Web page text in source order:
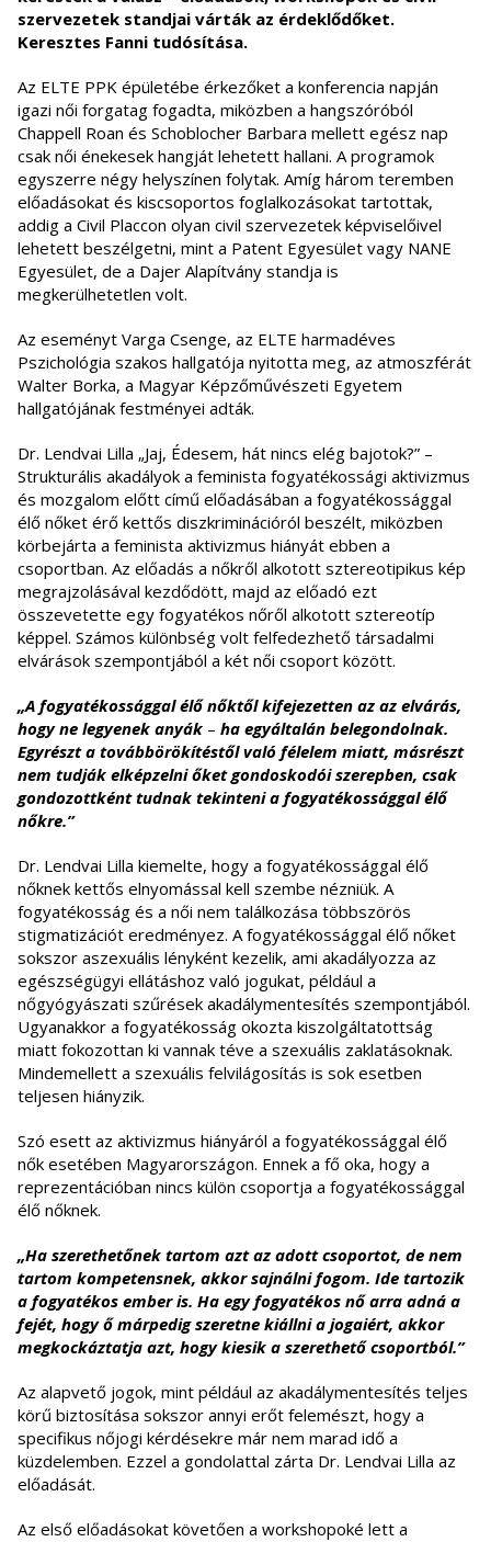
szervezetek standjai várták az érdeklődőket.
Keresztes Fanni tudósítása.
Az ELTE PPK épületébe érkezőket a konferencia napján
igazi női forgatag fogadta, miközben a hangszóróból
Chappell Roan és Schoblocher Barbara mellett egész nap
csak női énekesek hangját lehetett hallani. A programok
egyszerre négy helyszínen folytak. Amíg három teremben
előadásokat és kiscsoportos foglalkozásokat tartottak,
addig a Civil Placcon olyan civil szervezetek képviselőivel
lehetett beszélgetni, mint a Patent Egyesület vagy NANE
Egyesület, de a Dajer Alapítvány standja is
megkerülhetetlen volt.
Az eseményt Varga Csenge, az ELTE harmadéves
Pszichológia szakos hallgatója nyitotta meg, az atmoszférát
Walter Borka, a Magyar Képzőművészeti Egyetem
hallgatójának festményei adták.
Dr. Lendvai Lilla „Jaj, Édesem, hát nincs elég bajotok?” –
Strukturális akadályok a feminista fogyatékossági aktivizmus
és mozgalom előtt című előadásában a fogyatékossággal
élő nőket érő kettős diszkriminációról beszélt, miközben
körbejárta a feminista aktivizmus hiányát ebben a
csoportban. Az előadás a nőkről alkotott sztereotipikus kép
megrajzolásával kezdődött, majd az előadó ezt
összevetette egy fogyatékos nőről alkotott sztereotíp
képpel. Számos különbség volt felfedezhető társadalmi
elvárások szempontjából a két női csoport között.
„A fogyatékossággal élő nőktől kifejezetten az az elvárás,
hogy ne legyenek anyák – ha egyáltalán belegondolnak.
Egyrészt a továbbörökítéstől való félelem miatt, másrészt
nem tudják elképzelni őketgondoskodói szerepben, csak
gondozottként tudnak tekinteni a fogyatékossággal élő
nőkre.”
Dr. Lendvai Lilla kiemelte, hogy a fogyatékossággal élő
nőknek kettős elnyomással kell szembe nézniük. A
fogyatékosság és a női nem találkozása többszörös
stigmatizációt eredményez. A fogyatékossággal élő nőket
sokszor aszexuális lényként kezelik, ami akadályozza az
egészségügyi ellátáshoz való jogukat, például a
nőgyógyászati szűrések akadálymentesítés szempontjából.
Ugyanakkor a fogyatékosság okozta kiszolgáltatottság
miatt fokozottan ki vannak téve a szexuális zaklatásoknak.
Mindemellett a szexuális felvilágosítás is sok esetben
teljesen hiányzik.
Szó esett az aktivizmus hiányáról a fogyatékossággal élő
nők esetében Magyarországon. Ennek a fő oka, hogy a
reprezentációban nincs külön csoportja a fogyatékossággal
élő nőknek.
„Ha szerethetőnek tartom azt az adott csoportot, de nem
tartom kompetensnek, akkor sajnálni fogom. Ide tartozik
a fogyatékos emberis. Ha egy fogyatékos nő arra adná a
fejét, hogy ő márpedig szeretne kiállni a jogaiért, akkor
megkockáztatja azt, hogy kiesik a szerethető csoportból.”
Az alapvető jogok, mint például az akadálymentesítés teljes
körű biztosítása sokszor annyi erőt felemészt, hogy a
specifikus nőjogi kérdésekre már nem marad idő a
küzdelemben. Ezzel a gondolattal zárta Dr. Lendvai Lilla az
előadását.
Az első előadásokat követően a workshopoké lett a